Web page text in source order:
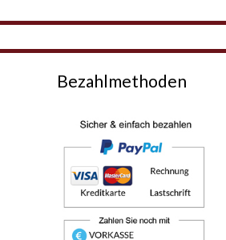
Bezahlmethoden